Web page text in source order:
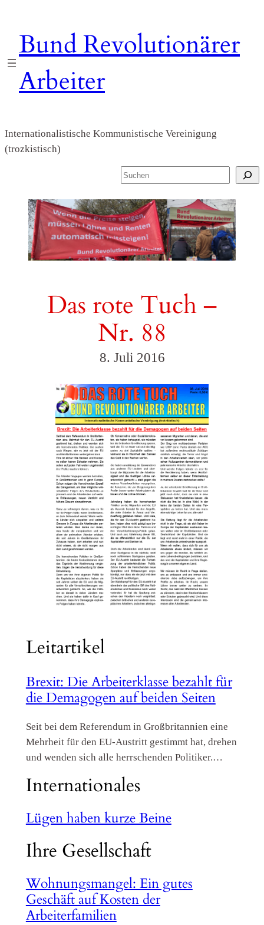
springen
Bund Revolutionärer
Arbeiter
Internationalistische Kommunistische Vereinigung
(trozkistisch)
S
c
h
e
n
Das rote Tuch –
Nr. 88
8. Juli 2016
Leitartikel
Brexit: Die Arbeiterklasse bezahlt für
die Demagogen auf beiden Seiten
Seit bei dem Referendum in Großbritannien eine
Mehrheit für den EU-Austritt gestimmt hat, drehen
und wenden sich alle herrschenden Politiker.…
Internationales
Lügen haben kurze Beine
Ihre Gesellschaft
Wohnungsmangel: Ein gutes
Geschäft auf Kosten der
Arbeiterfamilien